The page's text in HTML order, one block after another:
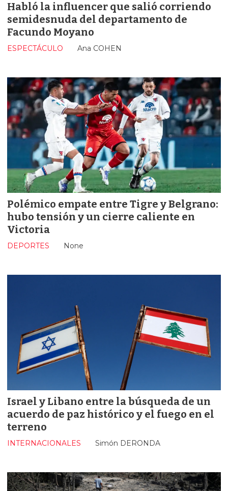
Habló la influencer que salió corriendo
semidesnuda del departamento de
Facundo Moyano
Ana COHEN
ESPECTÁCULO
Polémico empate entre Tigre y Belgrano:
hubo tensión y un cierre caliente en
Victoria
None
DEPORTES
Israel y Libano entre la búsqueda de un
acuerdo de paz histórico y el fuego en el
terreno
Simón DERONDA
INTERNACIONALES